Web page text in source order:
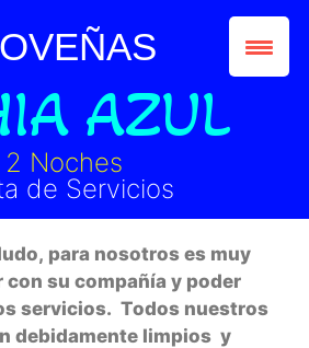
AZUL
2 Noches
de Servicios
para nosotros es muy
su compañía y poder
servicios. Todos nuestros
debidamente limpios y